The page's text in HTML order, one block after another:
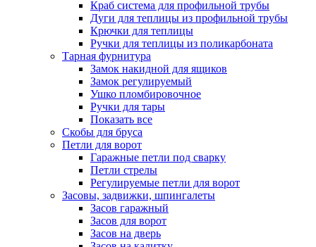
Краб система для профильной трубы
Дуги для теплицы из профильной трубы
Крючки для теплицы
Ручки для теплицы из поликарбоната
Тарная фурнитура
Замок накидной для ящиков
Замок регулируемый
Ушко пломбировочное
Ручки для тары
Показать все
Скобы для бруса
Петли для ворот
Гаражные петли под сварку
Петли стрелы
Регулируемые петли для ворот
Засовы, задвижки, шпингалеты
Засов гаражный
Засов для ворот
Засов на дверь